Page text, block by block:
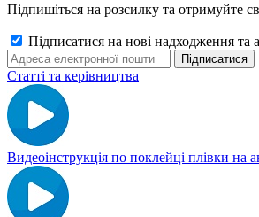
Підпишіться на розсилку та отримуйте
Підписатися на нові надходження та
Статті та керівництва
Видеоінструкція по поклейці плівки на